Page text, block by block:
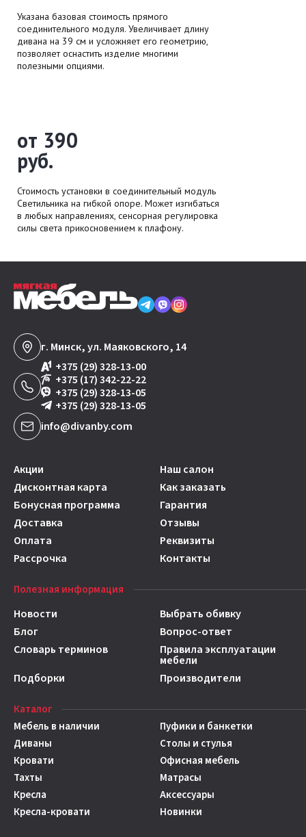
Указана базовая стоимость прямого
соединительного модуля. Увеличивает длину
дивана на 39 см и усложняет его геометрию,
позволяет оснастить изделие многими
полезными опциями.
от 390
руб.
Стоимость установки в соединительный модуль
Светильника на гибкой опоре. Может изгибаться
в любых направлениях, сенсорная регулировка
силы света прикосновением к плафону.
г. Минск, ул. Маяковского, 14
+375 (29) 328-13-00
+375 (17) 342-22-22
+375 (29) 328-13-05
+375 (29) 328-13-05
info@divanby.com
Акции
Наш салон
Дисконтная карта
Как заказать
Бонусная программа
Гарантия
Доставка
Отзывы
Оплата
Реквизиты
Рассрочка
Контакты
Полезная информация
Новости
Выбрать обивку
Блог
Вопрос-ответ
Словарь терминов
Правила эксплуатации
мебели
Подборки
Производители
Каталог
Мебель в наличии
Диваны
Кровати
Тахты
Кресла
Кресла-кровати
Пуфики и банкетки
Столы и стулья
Офисная мебель
Матрасы
Аксессуары
Новинки